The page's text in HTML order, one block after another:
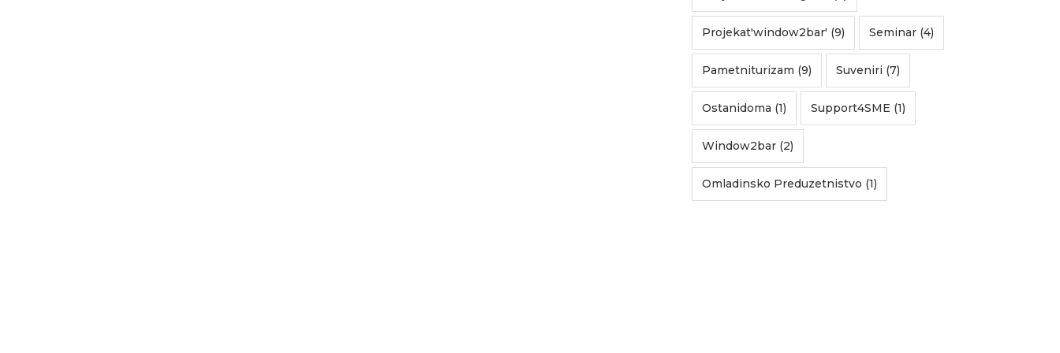
Projekat'window2bar' (9) Seminar (4)
Pametniturizam (9) Suveniri (7)
Ostanidoma (1) Support4SME (1)
Window2bar (2)
Omladinsko Preduzetnistvo (1)